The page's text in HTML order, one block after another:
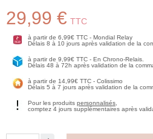
29,99 € TTC
à partir de 6,99€ TTC - Mondial Relay
Délais 8 à 10 jours après validation de la
à partir de 9,99€ TTC - En Chrono-Relais.
Délais 48 à 72h après validation de la
à partir de 14,99€ TTC - Colissimo
Délais 5 à 7 jours après validation de la
Pour les produits personnalisés
comptez 4 jours supplémentaires après